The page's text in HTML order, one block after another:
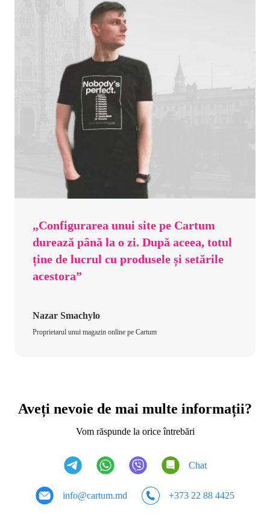
„Configurarea unui site pe Cartum
durează până la o zi. După aceea, totul
ține de lucrul cu produsele și setările
acestora”
Nazar Smachylo
Proprietarul unui magazin online pe Cartum
Aveți nevoie de mai multe informații?
Vom răspunde la orice întrebări
Chat
info@cartum.md +373 22 88 4425